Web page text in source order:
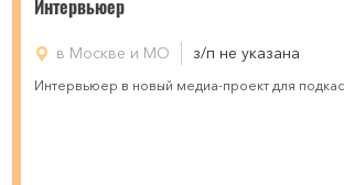
Интервьюер
в Москве и МО з/п не указана
Интервьюер в новый медиа-проект для